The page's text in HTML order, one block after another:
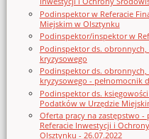
Podinspektor w Referacie
Miejskim w Olsztynku
Podinspektor/inspektor w
Podinspektor ds.
kryzysowego
Podinspektor ds.
kryzysowego - pełnomocnik
Podinspektor ds.
Podatków w Urzędzie
Oferta pracy na zastępstwo
Referacie Inwestycji i
Olsztynku - 26.07.2022